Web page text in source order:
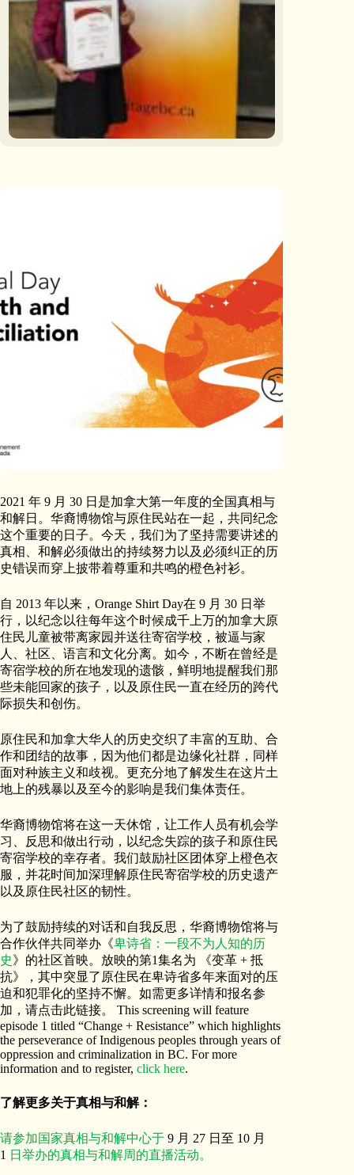
2021 年 9 月 30 日是加拿大第一年度的全国真相与
和解日。华裔博物馆与原住民站在一起，共同纪念
这个重要的日子。今天，我们为了坚持需要讲述的
真相、和解必须做出的持续努力以及必须纠正的历
史错误而穿上披带着尊重和共鸣的橙色衬衫。
自 2013 年以来，Orange Shirt Day在 9 月 30 日举
行，以纪念以往每年这个时候成千上万的加拿大原
住民儿童被带离家园并送往寄宿学校，被逼与家
人、社区、语言和文化分离。如今，不断在曾经是
寄宿学校的所在地发现的遗骸，鲜明地提醒我们那
些未能回家的孩子，以及原住民一直在经历的跨代
际损失和创伤。
原住民和加拿大华人的历史交织了丰富的互助、合
作和团结的故事，因为他们都是边缘化社群，同样
面对种族主义和歧视。更充分地了解发生在这片土
地上的残暴以及至今的影响是我们集体责任。
华裔博物馆将在这一天休馆，让工作人员有机会学
习、反思和做出行动，以纪念失踪的孩子和原住民
寄宿学校的幸存者。我们鼓励社区团体穿上橙色衣
服，并花时间加深理解原住民寄宿学校的历史遗产
以及原住民社区的韧性。
为了鼓励持续的对话和自我反思，华裔博物馆将与
合作伙伴共同举办《卑诗省：一段不为人知的历
史》的社区首映。放映的第1集名为 《变革 + 抵
抗》，其中突显了原住民在卑诗省多年来面对的压
迫和犯罪化的坚持不懈。如需更多详情和报名参
加，请点击此链接。 This screening will feature
episode 1 titled “Change + Resistance” which highlights
the perseverance of Indigenous peoples through years of
oppression and criminalization in BC. For more
information and to register, click here.
了解更多关于真相与和解：
请参加国家真相与和解中心于 9 月 27 日至 10 月
1 日举办的真相与和解周的直播活动。